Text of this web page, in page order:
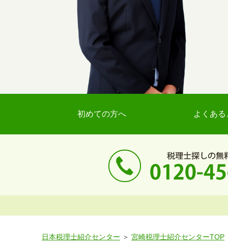
初めての方へ よくあ
日本税理士紹介センター 宮崎税理士紹介センターTOP